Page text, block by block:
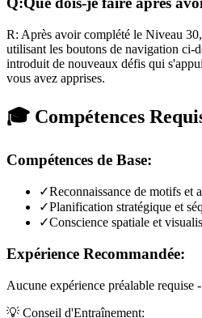
R: Après avoir complété le Niveau 30,
utilisant les boutons de navigation ci-
introduit de nouveaux défis qui
vous avez apprises.
🎓 Compétences
Compétences de Base:
✓Reconnaissance de motifs et
✓Planification stratégique et
✓Conscience spatiale et
Expérience Recommandée:
Aucune expérience préalable requise
💡 Conseil d'Entraînement: